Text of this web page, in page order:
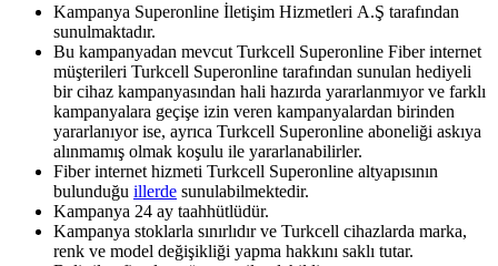
Kampanya Superonline İletişim Hizmetleri A.Ş tarafından
sunulmaktadır.
Bu kampanyadan mevcut Turkcell Superonline Fiber internet
müşterileri Turkcell Superonline tarafından sunulan hediyeli
bir cihaz kampanyasından hali hazırda yararlanmıyor ve farklı
kampanyalara geçişe izin veren kampanyalardan birinden
yararlanıyor ise, ayrıca Turkcell Superonline aboneliği askıya
alınmamış olmak koşulu ile yararlanabilirler.
Fiber internet hizmeti Turkcell Superonline altyapısının
bulunduğu illerde ​ sunulabilmektedir.
Kampanya 24 ay taahhütlüdür.
Kampanya stoklarla sınırlıdır ve Turkcell cihazlarda marka,
renk ve model değişikliği yapma hakkını saklı tutar.